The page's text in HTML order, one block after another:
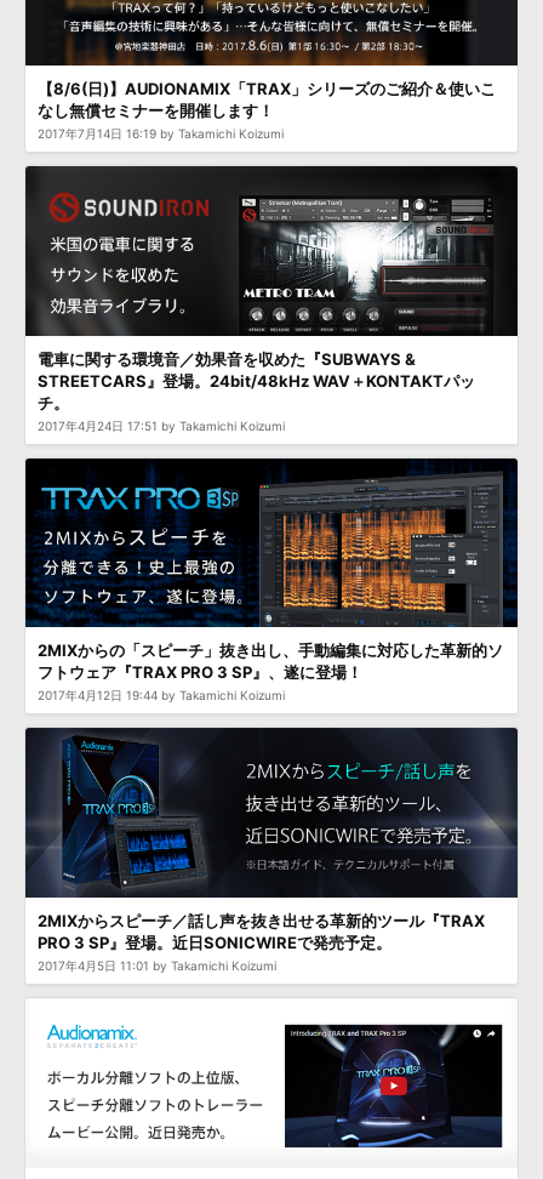
【8/6(日)】AUDIONAMIX「TRAX」シリーズのご紹介＆使いこ
なし無償セミナーを開催します！
2017年7月14日 16:19 by Takamichi Koizumi
電車に関する環境音／効果音を収めた『SUBWAYS &
STREETCARS』登場。24bit/48kHz WAV＋KONTAKTパッ
チ。
2017年4月24日 17:51 by Takamichi Koizumi
2MIXからの「スピーチ」抜き出し、手動編集に対応した革新的ソ
フトウェア『TRAX PRO 3 SP』、遂に登場！
2017年4月12日 19:44 by Takamichi Koizumi
2MIXからスピーチ／話し声を抜き出せる革新的ツール『TRAX
PRO 3 SP』登場。近日SONICWIREで発売予定。
2017年4月5日 11:01 by Takamichi Koizumi